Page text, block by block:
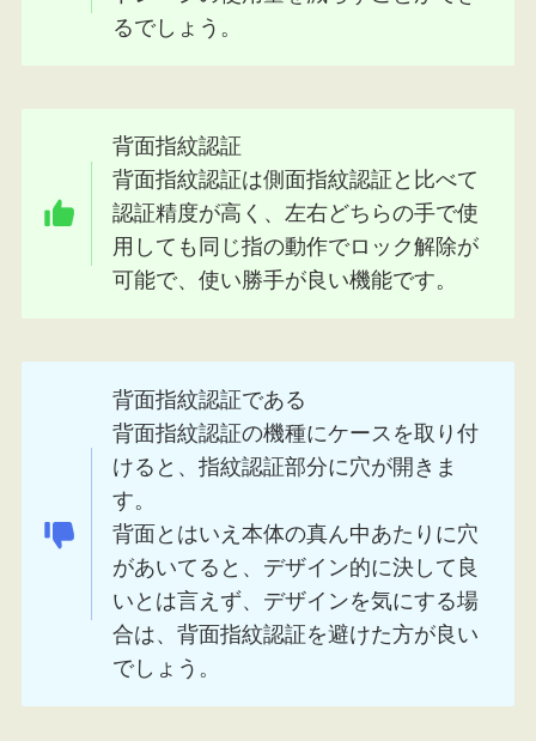
るでしょう。
背面指紋認証
背面指紋認証は側面指紋認証と比べて
認証精度が高く、左右どちらの手で使
用しても同じ指の動作でロック解除が
可能で、使い勝手が良い機能です。
背面指紋認証である
背面指紋認証の機種にケースを取り付
けると、指紋認証部分に穴が開きま
す。
背面とはいえ本体の真ん中あたりに穴
があいてると、デザイン的に決して良
いとは言えず、デザインを気にする場
合は、背面指紋認証を避けた方が良い
でしょう。